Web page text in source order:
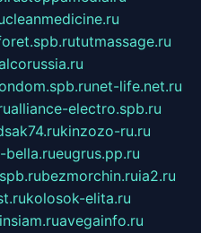
cleanmedicine.ru
tutmassage.ru
net-life.net.ru
alliance-electro.spb.ru
kinzozo-ru.ru
bella.rueugrus.pp.ru
bezmorchin.ruia2.ru
kolosok-elita.ru
insiam.ruavegainfo.ru